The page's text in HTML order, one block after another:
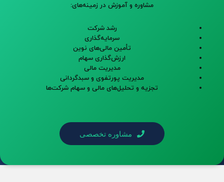
مشاوره و آموزش در زمینه‌های:
رشد شرکت
سرمایه‌گذاری
تأمین مالی‌های نوین
ارزش‌گذاری سهام
مدیریت مالی
مدیریت پورتفوی و سبدگردانی
تجزیه و تحلیل‌های مالی و سهام شرکت‌ها
مشاوره تخصصی